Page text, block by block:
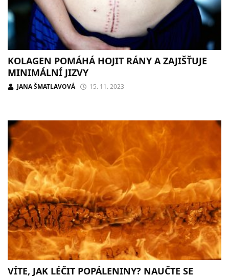
KOLAGEN POMÁHÁ HOJIT RÁNY A ZAJIŠŤUJE
MINIMÁLNÍ JIZVY
JANA ŠMATLAVOVÁ 15. 11. 2023
VÍTE, JAK LÉČIT POPÁLENINY? NAUČTE SE